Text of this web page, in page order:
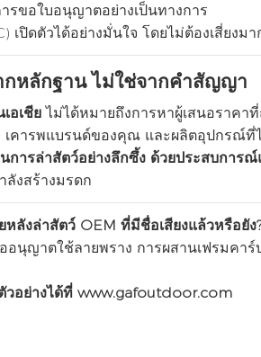
รขอใบอนุญาตอย่างเป็นทางการ
ปิดตัวได้อย่างมั่นใจ โดยไม่ต้องเสี่ยงม
กหลักฐาน ไม่ใช่จากคำสัญญา
อเชียไม่ได้หมายถึงการหาผู้เสนอราค
คารพแบรนด์ของคุณ และผลิตอุปกรณ์ที่
การล่าสัตว์อย่างลึกซึ้ง ด้วยประสบการ
งสร้างมรดก
ลังล่าสัตว์ OEM ที่มีชื่อเสียงแล้วหรือยัง?
อนุญาตใช้ลายพราง การผสานเฟรมค
วอย่างได้ที่ www.gafoutdoor.com